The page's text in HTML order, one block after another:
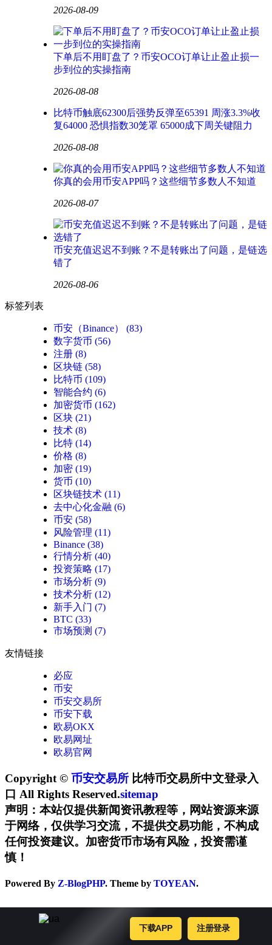
2026-08-09
下单后不用盯盘了？币安OCO订单让止盈止损一
步到位的实操指南
2026-08-08
比特币触底62300后强势反弹至65391 周涨3.3%收
复64000 恐惧指数30笼罩 65000成下周关键阻力
2026-08-08
你真的会用币安APP吗？这些细节多数人不知道
2026-08-07
币安充值迟迟不到账？不是转账出了问题，是链选
错了
2026-08-06
标签列表
币安（Binance）
(83)
数字货币 (56)
注册 (8)
区块链 (58)
比特币 (109)
智能合约 (6)
加密货币 (162)
区块 (21)
技术 (8)
比特 (14)
价格 (8)
加密 (19)
货币 (10)
区块链技术 (11)
去中心化金融 (6)
币安 (58)
风险管理 (11)
Binance (38)
行情分析 (40)
投资策略 (17)
市场分析 (9)
技术分析 (12)
新手入门 (7)
BTC (33)
市场预测 (7)
友情链接
必应
币安
币安交易所
币安下载
欧易OKX
欧易网址
欧易官网
Copyright © 币安交易所 比特币交易所中文登录入
口 All Rights Reserved.sitemap
声明：本站仅提供新闻资讯教程等，网站资源来源
于网络，仅供学习交流，不提供交易功能，不构成
任何投资建议。加密货币市场有风险，投资需谨
慎！
Powered By Z-BlogPHP. Theme by TOYEAN.
下载APP 注册登录